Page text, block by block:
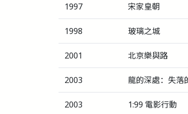
1997 宋家皇朝
1998 玻璃之城
2001 北京樂與路
2003 龍的深處：失落
2003 1:99 電影行動